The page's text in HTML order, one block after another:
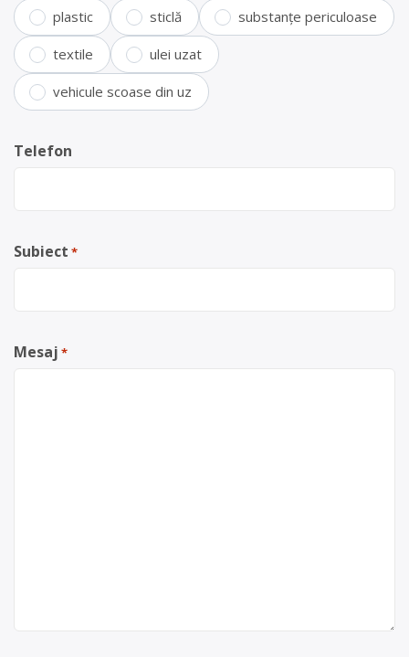
plastic sticlă substanțe periculoase
textile ulei uzat
vehicule scoase din uz
Telefon
Subiect *
Mesaj *